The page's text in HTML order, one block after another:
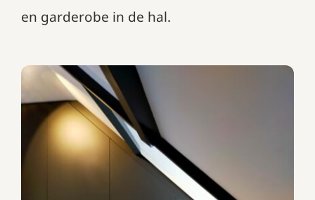
en garderobe in de hal.